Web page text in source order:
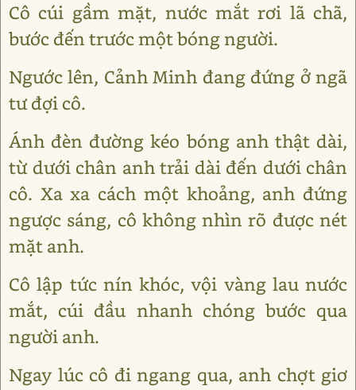
Cô cúi gầm mặt, nước mắt rơi lã chã,
bước đến trước một bóng người.
Ngước lên, Cảnh Minh đang đứng ở ngã
tư đợi cô.
Ánh đèn đường kéo bóng anh thật dài,
từ dưới chân anh trải dài đến dưới chân
cô. Xa xa cách một khoảng, anh đứng
ngược sáng, cô không nhìn rõ được nét
mặt anh.
Cô lập tức nín khóc, vội vàng lau nước
mắt, cúi đầu nhanh chóng bước qua
người anh.
Ngay lúc cô đi ngang qua, anh chợt giơ